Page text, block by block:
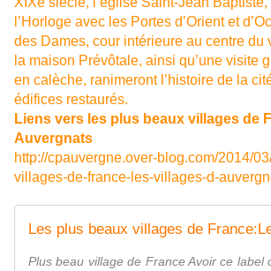
l’Horloge avec les Portes d’Orient et
des Dames, cour intérieure au centre du
la maison Prévôtale, ainsi qu’une visite
en calèche, ranimeront l’histoire de la
édifices restaurés.
Liens vers les plus beaux villages de
Auvergnats
http://cpauvergne.over-blog.com/2014/
villages-de-france-les-villages-d-
Plus beau village de France Avoir ce label